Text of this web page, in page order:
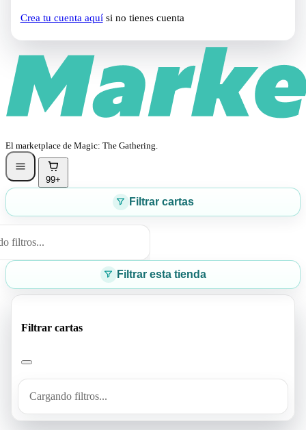
Crea tu cuenta aquísi no tienes cuenta
El marketplace de Magic: The Gathering.
99+
Filtrar cartas
filtros...
Filtrar esta tienda
Filtrar cartas
Cargando filtros...